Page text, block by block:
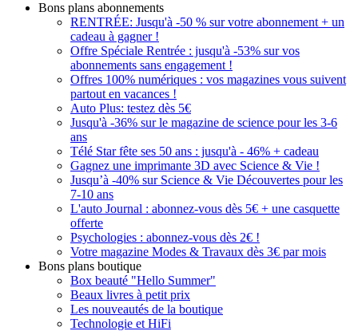
Bons plans abonnements
RENTRÉE: Jusqu'à -50 % sur votre abonnement + un
cadeau à gagner !
Offre Spéciale Rentrée : jusqu'à -53% sur vos
abonnements sans engagement !
Offres 100% numériques : vos magazines vous suivent
partout en vacances !
Auto Plus: testez dès 5€
Jusqu'à -36% sur le magazine de science pour les 3-6
ans
Télé Star fête ses 50 ans : jusqu'à - 46% + cadeau
Gagnez une imprimante 3D avec Science & Vie !
Jusqu’à -40% sur Science & Vie Découvertes pour les
7-10 ans
L'auto Journal : abonnez-vous dès 5€ + une casquette
offerte
Psychologies : abonnez-vous dès 2€ !
Votre magazine Modes & Travaux dès 3€ par mois
Bons plans boutique
Box beauté "Hello Summer"
Beaux livres à petit prix
Les nouveautés de la boutique
Technologie et HiFi